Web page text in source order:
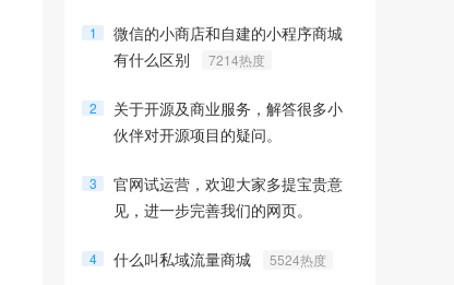
1
微信的小商店和自建的小程序商城
有什么区别
7214热度
2
关于开源及商业服务，解答很多小
伙伴对开源项目的疑问。
3
官网试运营，欢迎大家多提宝贵意
见，进一步完善我们的网页。
4
什么叫私域流量商城 5524热度